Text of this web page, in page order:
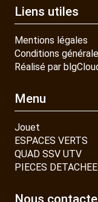
Liens utiles
Mentions légales
Conditions
Réalisé par
Menu
Jouet
ESPACES VERTS
QUAD SSV UTV
PIECES
Nous